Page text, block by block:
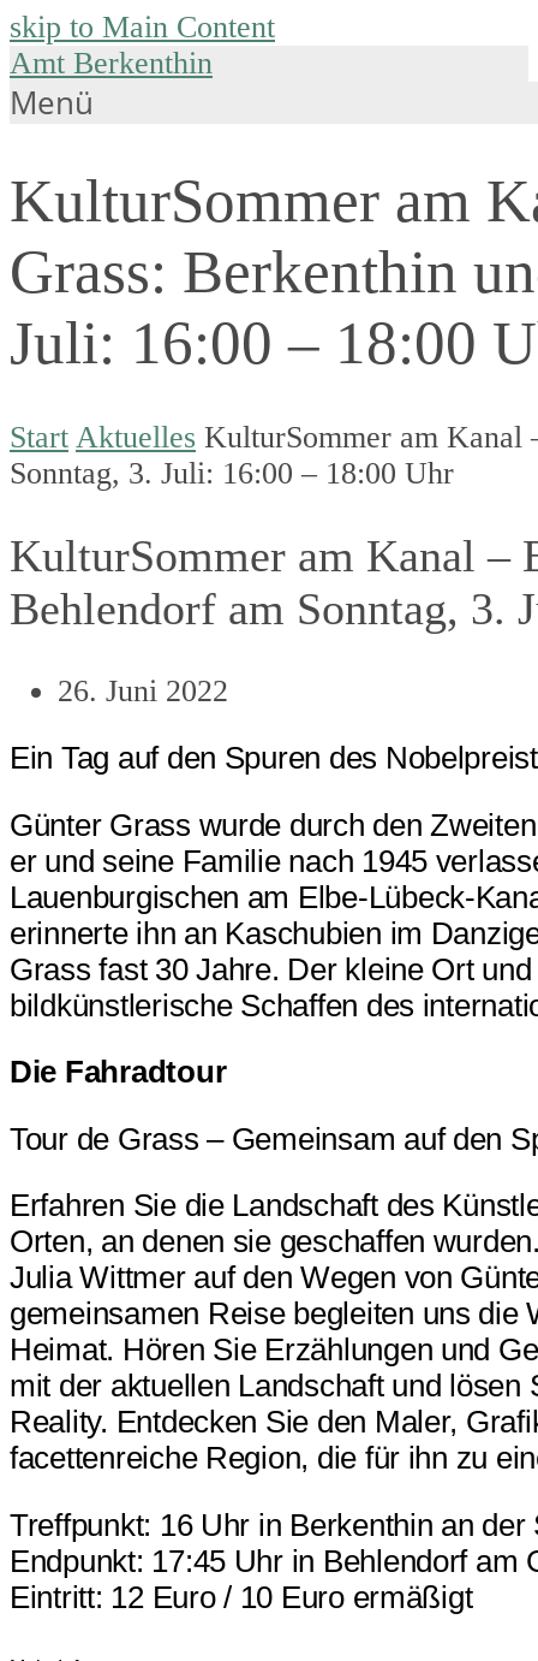
skip to Main Content
Amt Berkenthin
Menü
KulturSommer am
Grass: Berkenthin
Juli: 16:00 – 18:00
Start Aktuelles KulturSommer am Kanal
Sonntag, 3. Juli: 16:00 – 18:00 Uhr
KulturSommer am Kanal –
Behlendorf am Sonntag, 3.
26. Juni 2022
Ein Tag auf den Spuren des
Günter Grass wurde durch den
er und seine Familie nach 1945
Lauenburgischen am Elbe-Lübeck-
erinnerte ihn an Kaschubien im
Grass fast 30 Jahre. Der kleine Ort
bildkünstlerische Schaffen des
Die Fahradtour
Tour de Grass – Gemeinsam auf den
Erfahren Sie die Landschaft des
Orten, an denen sie geschaffen
Julia Wittmer auf den Wegen von
gemeinsamen Reise begleiten uns die
Heimat. Hören Sie Erzählungen und
mit der aktuellen Landschaft und
Reality. Entdecken Sie den Maler,
facettenreiche Region, die für ihn zu
Treffpunkt: 16 Uhr in Berkenthin an
Endpunkt: 17:45 Uhr in Behlendorf am
Eintritt: 12 Euro / 10 Euro ermäßigt